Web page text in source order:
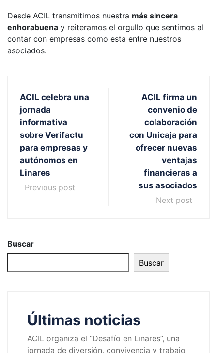
Desde ACIL transmitimos nuestra más sincera
enhorabuena y reiteramos el orgullo que sentimos al
contar con empresas como esta entre nuestros
asociados.
ACIL celebra una
jornada
informativa
sobre Verifactu
para empresas y
autónomos en
Linares
Previous post
ACIL firma un
convenio de
colaboración
con Unicaja para
ofrecer nuevas
ventajas
financieras a
sus asociados
Next post
Buscar
Buscar
Últimas noticias
ACIL organiza el “Desafío en Linares”, una
jornada de diversión, convivencia y trabajo